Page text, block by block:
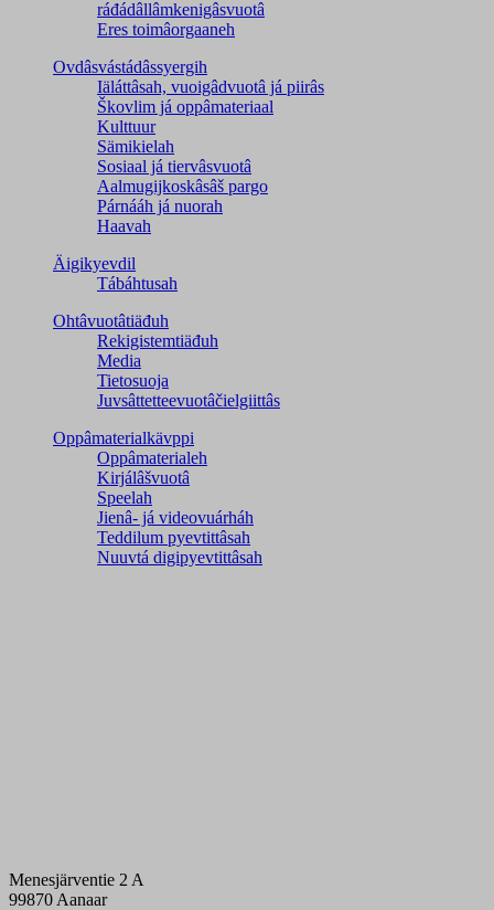
ráđádâllâmkenigâsvuotâ
Eres toimâorgaaneh
Ovdâsvástádâssyergih
Iäláttâsah, vuoigâdvuotâ já piirâs
Škovlim já oppâmateriaal
Kulttuur
Sämikielah
Sosiaal já tiervâsvuotâ
Aalmugijkoskâsâš pargo
Párnááh já nuorah
Haavah
Äigikyevdil
Tábáhtusah
Ohtâvuotâtiäđuh
Rekigistemtiäđuh
Media
Tietosuoja
Juvsâttetteevuotâčielgiittâs
Oppâmaterialkävppi
Oppâmaterialeh
Kirjálâšvuotâ
Speelah
Jienâ- já videovuárháh
Teddilum pyevtittâsah
Nuuvtá digipyevtittâsah
Menesjärventie 2 A
99870 Aanaar